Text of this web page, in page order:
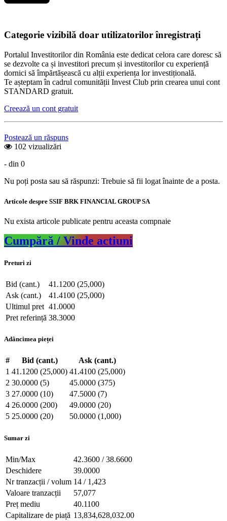
Categorie vizibilă doar utilizatorilor înregistrați
Portalul Investitorilor din România este dedicat celora care doresc să
se dezvolte ca și investitori precum și investitorilor cu experiență
dornici să împărtășească cu alții experiența lor investițională.
Te așteptam în cadrul comunității Invest Club prin crearea unui cont
STANDARD gratuit.
Creează un cont gratuit
Postează un răspuns
102 vizualizări
- din 0
Nu poți posta sau să răspunzi: Trebuie să fii logat înainte de a posta.
Articole despre SSIF BRK FINANCIAL GROUP SA
Nu exista articole publicate pentru aceasta compnaie
Cumpără / Vinde actiuni
Preturi zi
Bid (cant.)
41.1200 (25,000)
Ask (cant.)
41.4100 (25,000)
Ultimul pret 41.0000
Pret referință 38.3000
Adâncimea pieței
# Bid (cant.)
Ask (cant.)
1 41.1200 (25,000) 41.4100 (25,000)
2 30.0000 (5)
45.0000 (375)
3 27.0000 (10)
47.5000 (7)
4 26.0000 (200)
49.0000 (20)
5 25.0000 (20) 50.0000 (1,000)
Sumar zi
Min/Max
42.3600 / 38.6600
Deschidere
39.0000
Nr tranzacții / volum 14 / 1,423
Valoare tranzacții
57,077
Preț mediu
40.1100
Capitalizare de piață 13,834,628,032.00